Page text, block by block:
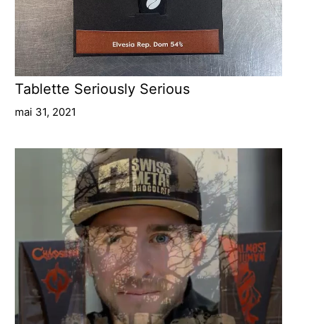
Tablette Seriously Serious
mai 31, 2021